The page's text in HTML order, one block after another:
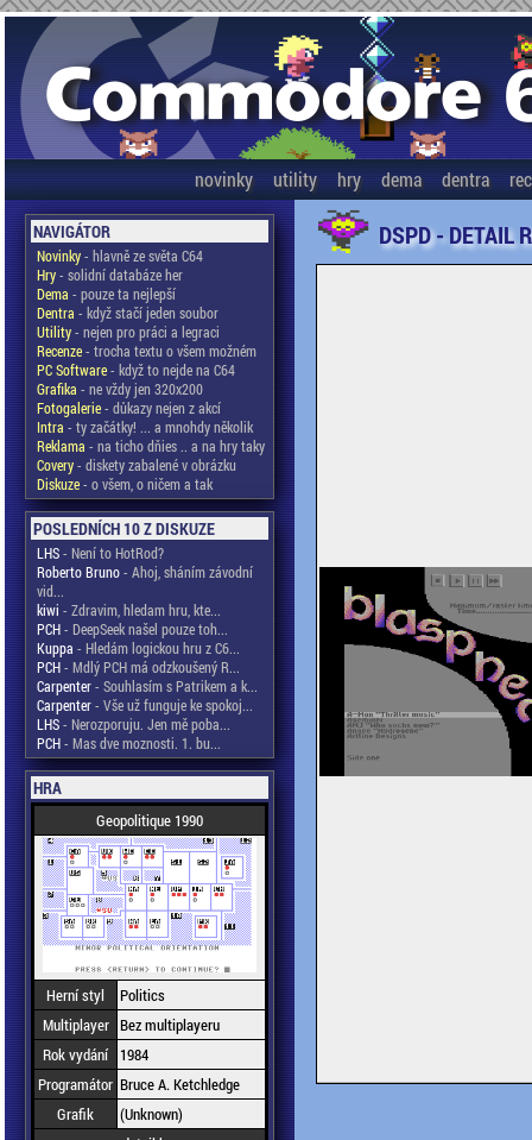
novinky utility hry dema dentra
NAVIGÁTOR
Novinky- hlavně ze světa C64
Hry- solidní databáze her
Dema - pouze ta nejlepší
Dentra - když stačí jeden soubor
Utility- nejen pro práci a legraci
Recenze- trocha textu o všem možném
PC Software- když to nejde na C64
Grafika - ne vždy jen 320x200
Fotogalerie- důkazy nejen z akcí
Intra - ty začátky! ... a mnohdy několik
Reklama - na ticho dňies .. a na hry taky
Covery- diskety zabalené v obrázku
Diskuze- o všem, o ničem a tak
POSLEDNÍCH 10 Z DISKUZE
LHS- Není to HotRod?
Roberto Bruno- Ahoj, sháním závodní
vid...
kiwi - Zdravim, hledam hru, kte...
PCH- DeepSeek našel pouze toh...
Kuppa - Hledám logickou hru z C6...
PCH- Mdlý PCH má odzkoušený R...
Carpenter- Souhlasím s Patrikem a k...
Carpenter- Vše už funguje ke spokoj...
LHS- Nerozporuju. Jen mě poba...
PCH- Mas dve moznosti. 1. bu...
HRA
Geopolitique 1990
Herní styl
Politics
Multiplayer Bez multiplayeru
Rok vydání
1984
Programátor Bruce A. Ketchledge
Grafik
(Unknown)
DSPD - DETAIL